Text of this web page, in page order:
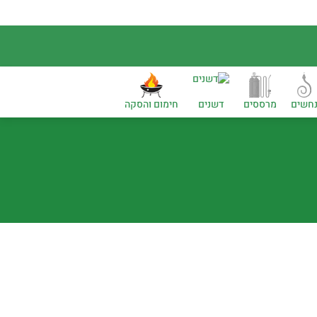
מרססים דשנים חימום והסקה